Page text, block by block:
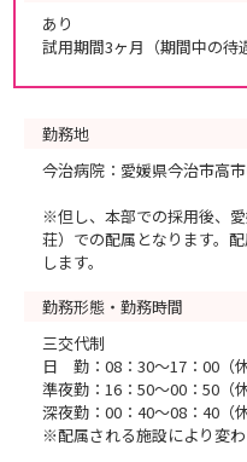
あり
試用期間3ヶ月（期間中の待
勤務地
今治病院：愛媛県今治市高
※但し、本部での採用後、
荘）での配属となります。
します。
勤務形態・勤務時間
三交代制
日 勤：08：30～17：00（休
準夜勤：16：50～00：50（
深夜勤：00：40～08：40（
※配属される施設により変わ